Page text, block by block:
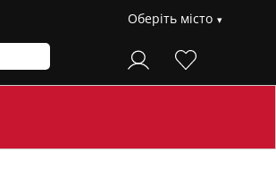
Оберіть місто